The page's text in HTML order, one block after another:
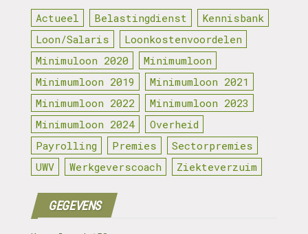
Actueel Belastingdienst
Kennisbank
Loon/Salaris
Loonkostenvoordelen
Minimuloon 2020
Minimumloon
Minimumloon 2019
Minimumloon 2021
Minimumloon 2022
Minimumloon 2023
Minimumloon 2024
Overheid
Payrolling
Premies
Sectorpremies
UWV
Werkgeverscoach Ziekteverzuim
GEGEVENS